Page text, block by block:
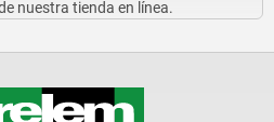
nuestra tienda en línea.